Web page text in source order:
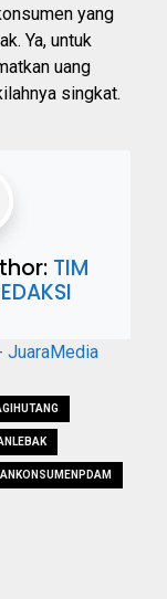
yang
Ya, untuk
uang
singkat.
TIM
JuaraMedia